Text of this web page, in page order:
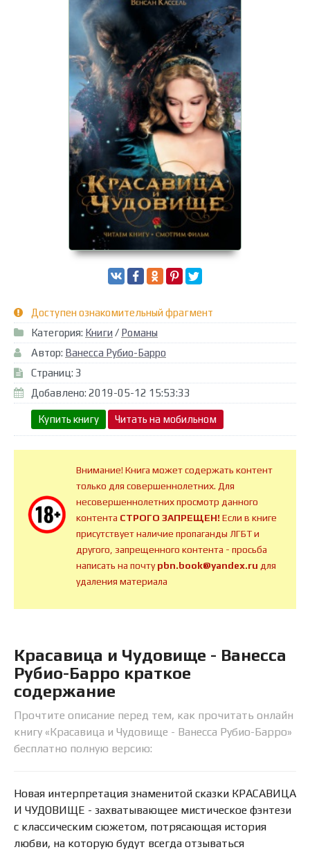
Доступен ознакомительный фрагмент
Категория: Книги / Романы
Автор: Ванесса Рубио-Барро
Страниц: 3
Добавлено: 2019-05-12 15:53:33
Купить книгу Читать на мобильном
Внимание! Книга может содержать контент
только для совершеннолетних. Для
несовершеннолетних просмотр данного
контента СТРОГО ЗАПРЕЩЕН!Если в книге
присутствует наличие пропаганды ЛГБТ и
другого, запрещенного контента - просьба
написать на почтуpbn.book@yandex.ru для
удаления материала
Красавица и Чудовище - Ванесса
Рубио-Барро краткое
содержание
Прочтите описание перед тем, как прочитать онлайн
книгу «Красавица и Чудовище - Ванесса Рубио-Барро»
бесплатно полную версию:
Новая интерпретация знаменитой сказки КРАСАВИЦА
И ЧУДОВИЩЕ - захватывающее мистическое фэнтези
с классическим сюжетом, потрясающая история
любви, на которую будут всегда отзываться